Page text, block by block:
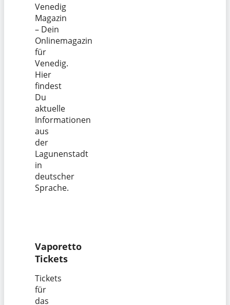
Venedig
Magazin
– Dein
Onlinemagazin
für
Venedig.
Hier
findest
Du
aktuelle
Informationen
aus
der
Lagunenstadt
in
deutscher
Sprache.
Vaporetto
Tickets
Tickets
für
das